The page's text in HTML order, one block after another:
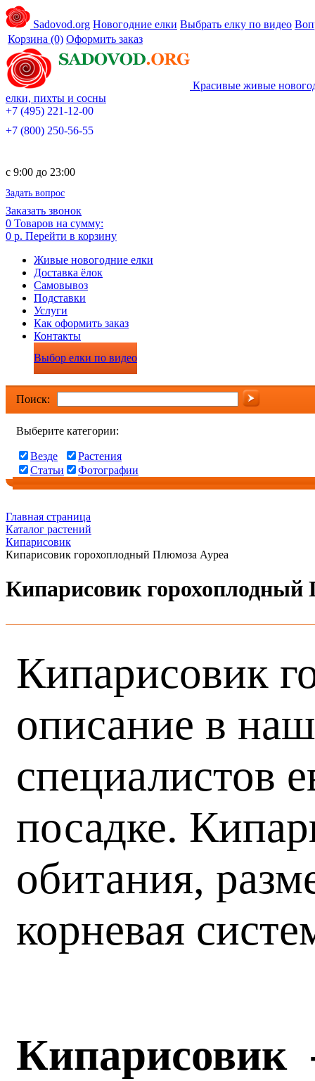
Sadovod.org Новогодние елки Выбрать елку по видео
Корзина (0) Оформить заказ
Красивые живые
елки, пихты и сосны
+7 (495) 221-12-00
+7 (800) 250-56-55
c 9:00 до 23:00
Задать вопрос
Заказать звонок
0 Товаров на сумму:
0 р. Перейти в корзину
Живые новогодние елки
Доставка ёлок
Самовывоз
Подставки
Услуги
Как оформить заказ
Контакты
Выбор елки по видео
Поиск:
Выберите категории:
Везде
Растения
Статьи
Фотографии
Главная страница
Каталог растений
Кипарисовик
Кипарисовик горохоплодный Плюмоза Ауреа
Кипарисовик
Кипарисовик
описание в
специалистов
посадке.
обитания,
корневая
Кипарисовик